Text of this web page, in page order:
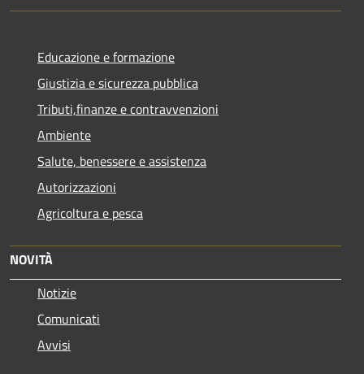
Educazione e formazione
Giustizia e sicurezza pubblica
Tributi,finanze e contravvenzioni
Ambiente
Salute, benessere e assistenza
Autorizzazioni
Agricoltura e pesca
NOVITÀ
Notizie
Comunicati
Avvisi